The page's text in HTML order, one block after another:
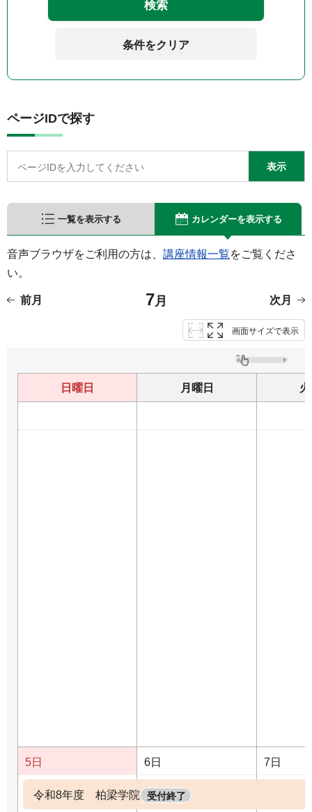
条件をクリア
ページIDで探す
一覧を表示する カレンダーを表示する
音声ブラウザをご利用の方は、 講座情報一覧をご覧くださ
い。
前月 7月 次月
画面サイズで表示
日曜日 月曜日
5日 6日 7日
令和8年度 柏梁学院 受付終了